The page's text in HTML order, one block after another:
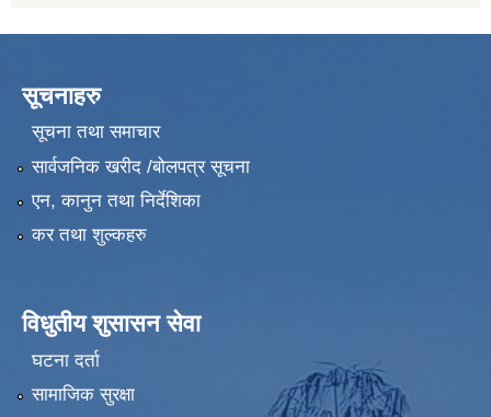
सूचनाहरु
सूचना तथा समाचार
सार्वजनिक खरीद /बोलपत्र सूचना
एन, कानुन तथा निर्देशिका
कर तथा शुल्कहरु
विधुतीय शुसासन सेवा
घटना दर्ता
सामाजिक सुरक्षा